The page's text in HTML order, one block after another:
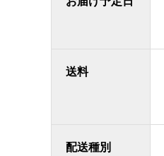
送料
配送種別